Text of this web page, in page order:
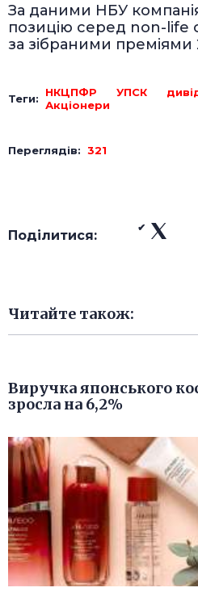
За даними НБУ
позицію серед non-life
за зібраними преміями
Теги: НКЦПФР УПСК
Акціонери
Переглядів: 321
Поділитися:
Читайте також:
Виручка японського
зросла на 6,2%